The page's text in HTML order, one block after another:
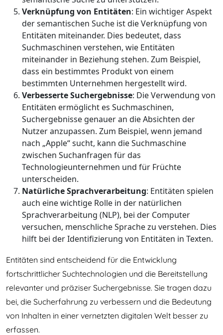
Verknüpfung von Entitäten: Ein wichtiger Aspekt
der semantischen Suche ist die Verknüpfung von
Entitäten miteinander. Dies bedeutet, dass
Suchmaschinen verstehen, wie Entitäten
miteinander in Beziehung stehen. Zum Beispiel,
dass ein bestimmtes Produkt von einem
bestimmten Unternehmen hergestellt wird.
Verbesserte Suchergebnisse: Die Verwendung von
Entitäten ermöglicht es Suchmaschinen,
Suchergebnisse genauer an die Absichten der
Nutzer anzupassen. Zum Beispiel, wenn jemand
nach „Apple“ sucht, kann die Suchmaschine
zwischen Suchanfragen für das
Technologieunternehmen und für Früchte
unterscheiden.
Natürliche Sprachverarbeitung: Entitäten spielen
auch eine wichtige Rolle in der natürlichen
Sprachverarbeitung (NLP), bei der Computer
versuchen, menschliche Sprache zu verstehen. Dies
hilft bei der Identifizierung von Entitäten in Texten.
Entitäten sind entscheidend für die Entwicklung
fortschrittlicher Suchtechnologien und die Bereitstellung
relevanter und präziser Suchergebnisse. Sie tragen dazu
bei, die Sucherfahrung zu verbessern und die Bedeutung
von Inhalten in einer vernetzten digitalen Welt besser zu
erfassen.